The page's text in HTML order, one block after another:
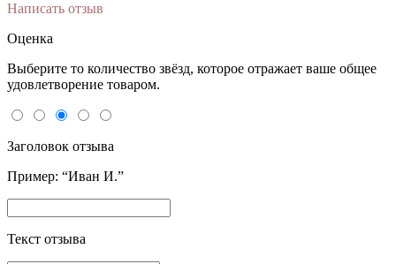
Написать отзыв
Оценка
Выберите то количество звёзд, которое отражает ваше общее
удовлетворение товаром.
Заголовок отзыва
Пример: “Иван И.”
Текст отзыва